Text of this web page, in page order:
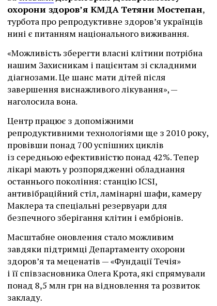
охорони здоров’я КМДА Тетяни Мостепан,
турбота про репродуктивне здоров’я українців
нині є питанням національного виживання.
«Можливість зберегти власні клітини потрібна
нашим Захисникам і пацієнтам зі складними
діагнозами. Це шанс мати дітей після
завершення виснажливого лікування», —
наголосила вона.
Центр працює з допоміжними
репродуктивними технологіями ще з 2010 року,
провівши понад 700 успішних циклів
із середньою ефективністю понад 42%. Тепер
лікарі мають у розпорядженні обладнання
останнього покоління: станцію ІCSI,
антивібраційний стіл, ламінарні шафи, камеру
Маклера та спеціальні резервуари для
безпечного зберігання клітин і ембріонів.
Масштабне оновлення стало можливим
завдяки підтримці Департаменту охорони
здоров’я та меценатів — «Фундації Течія»
і її співзасновника Олега Крота, які спрямували
понад 8,5 млн грн на відновлення та розвиток
закладу.